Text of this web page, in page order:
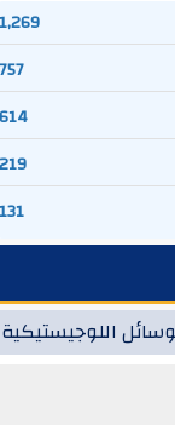
1,269
757
614
219
131
اللوجيستيكية